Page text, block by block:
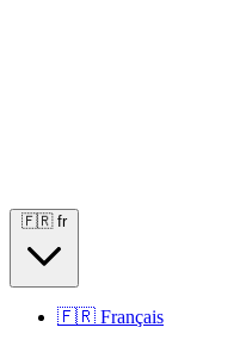
🇫🇷 fr
🇫🇷 Français